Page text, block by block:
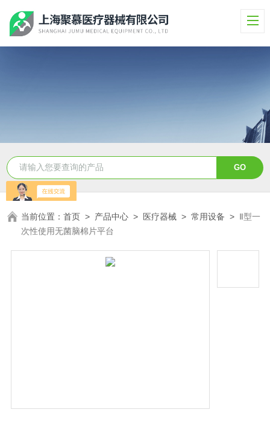
当前位置：首页 > 产品中心 > 医疗器械 >常用设备 > Ⅱ型一
次性使用无菌脑棉片平台